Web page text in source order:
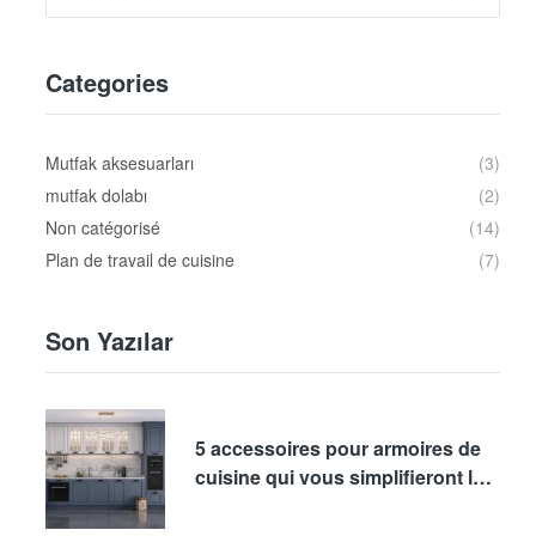
Categories
Mutfak aksesuarları
(3)
mutfak dolabı
(2)
Non catégorisé
(14)
Plan de travail de cuisine
(7)
Son Yazılar
5 accessoires pour armoires de
cuisine qui vous simplifieront la